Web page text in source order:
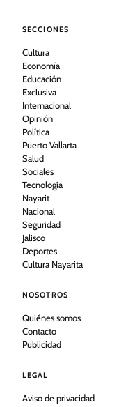
SECCIONES
Cultura
Economía
Educación
Exclusiva
Internacional
Opinión
Política
Puerto Vallarta
Salud
Sociales
Tecnología
Nayarit
Nacional
Seguridad
Jalisco
Deportes
Cultura Nayarita
NOSOTROS
Quiénes somos
Contacto
Publicidad
LEGAL
Aviso de privacidad